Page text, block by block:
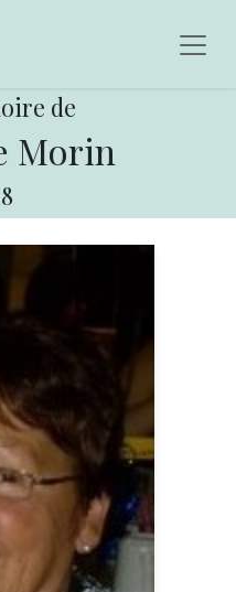
de
Morin